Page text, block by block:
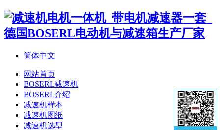
简体中文
网站首页
BOSERL减速机
BOSERL介绍
减速机样本
减速机图纸
减速机选型